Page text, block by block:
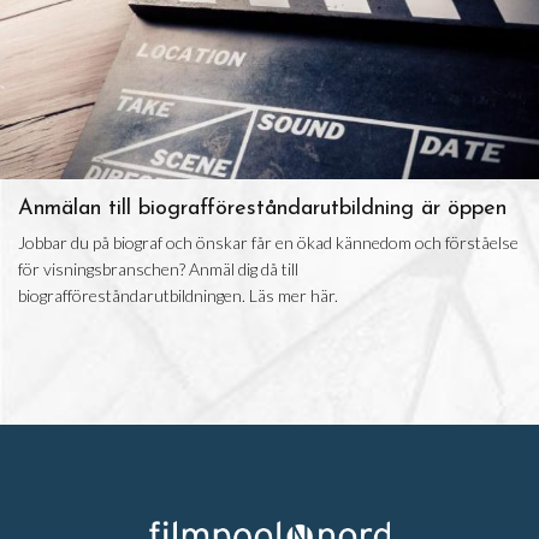
Anmälan till biografföreståndarutbildning är öppen
Jobbar du på biograf och önskar får en ökad kännedom och förståelse
för visningsbranschen? Anmäl dig då till
biografföreståndarutbildningen. Läs mer här.